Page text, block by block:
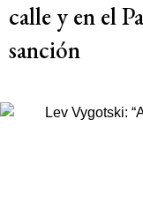
calle y en el
sanción